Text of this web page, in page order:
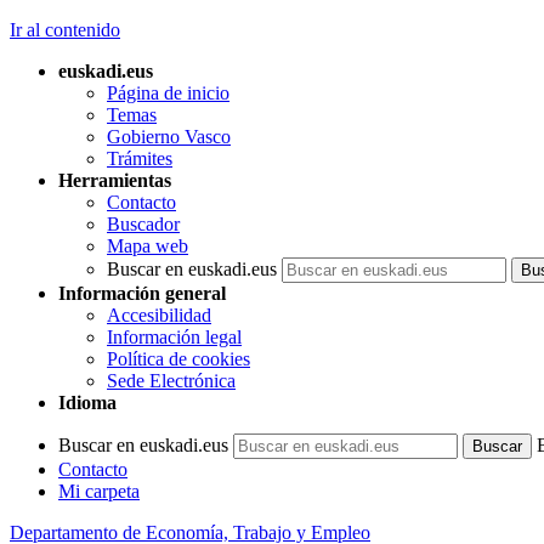
Ir al contenido
euskadi.eus
Página de inicio
Temas
Gobierno Vasco
Trámites
Herramientas
Contacto
Buscador
Mapa web
Buscar en euskadi.eus
Información general
Accesibilidad
Información legal
Política de cookies
Sede Electrónica
Idioma
Buscar en euskadi.eus
Contacto
Mi carpeta
Departamento de Economía, Trabajo y Empleo